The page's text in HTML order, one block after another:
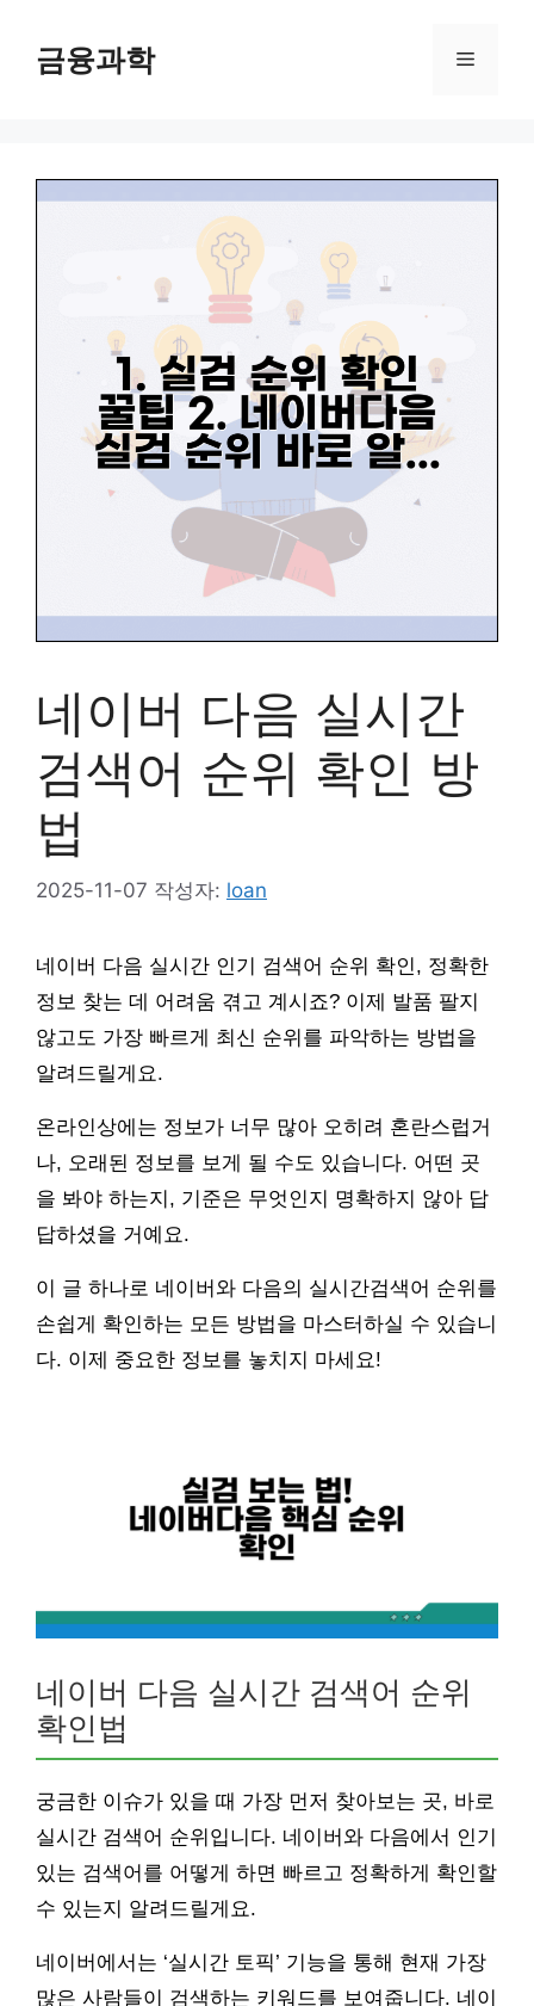
금융과학 메
네이버 다음 실시간
검색어 순위 확인 방
법
2025-11-07 작성자: loan
네이버 다음 실시간 인기 검색어 순위 확인, 정확한
정보 찾는 데 어려움 겪고 계시죠? 이제 발품 팔지
않고도 가장 빠르게 최신 순위를 파악하는 방법을
알려드릴게요.
온라인상에는 정보가 너무 많아 오히려 혼란스럽거
나, 오래된 정보를 보게 될 수도 있습니다. 어떤 곳
을 봐야 하는지, 기준은 무엇인지 명확하지 않아 답
답하셨을 거예요.
이 글 하나로 네이버와 다음의 실시간검색어 순위를
손쉽게 확인하는 모든 방법을 마스터하실 수 있습니
다. 이제 중요한 정보를 놓치지 마세요!
네이버 다음 실시간 검색어 순위
확인법
궁금한 이슈가 있을 때 가장 먼저 찾아보는 곳, 바로
실시간 검색어 순위입니다. 네이버와 다음에서 인기
있는 검색어를 어떻게 하면 빠르고 정확하게 확인할
수 있는지 알려드릴게요.
네이버에서는 ‘실시간 토픽’ 기능을 통해 현재 가장
많은 사람들이 검색하는 키워드를 보여줍니다. 네이